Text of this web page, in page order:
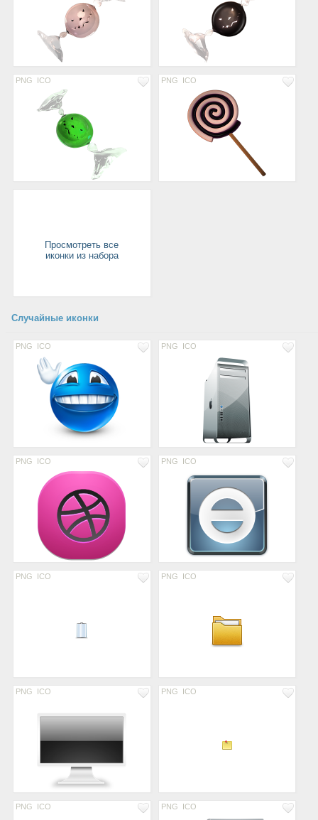
PNG ICO PNG ICO
Просмотреть все
иконки из набора
Случайные иконки
PNG ICO PNG ICO
PNG ICO PNG ICO
PNG ICO PNG ICO
PNG ICO PNG ICO
PNG ICO PNG ICO